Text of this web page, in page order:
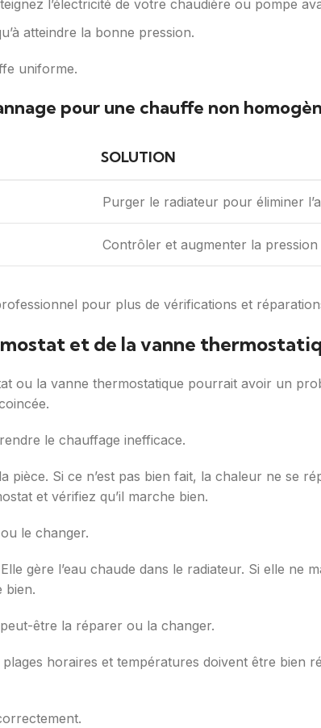
l’électricité de votre chaudière ou pompe
atteindre la bonne pression.
uniforme.
pour une chauffe non
SOLUTION
Purger le radiateur pour éliminer
Contrôler et augmenter la
pour plus de vérifications et
et de la vanne
ou la vanne thermostatique pourrait avoir un
le chauffage inefficace.
pièce. Si ce n’est pas bien fait, la chaleur ne se
et vérifiez qu’il marche bien.
le changer.
gère l’eau chaude dans le radiateur. Si elle ne
bien.
être la réparer ou la changer.
horaires et températures doivent être bien